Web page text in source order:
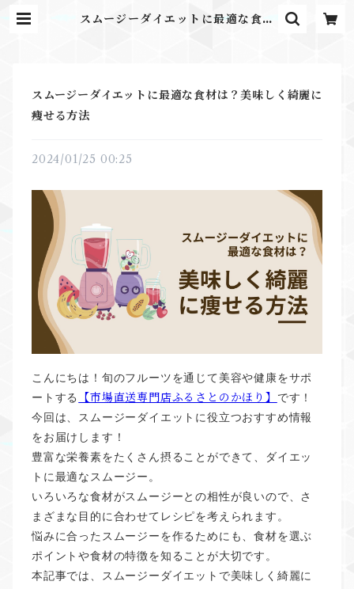
スムージーダイエットに最適な食材
スムージーダイエットに最適な食材は？美味しく綺麗に
痩せる方法
2024/01/25 00:25
こんにちは！旬のフルーツを通じて美容や健康をサポ
ートする
【市場直送専門店ふるさとのかほり】
です！
今回は、スムージーダイエットに役立つおすすめ情報
をお届けします！
豊富な栄養素をたくさん摂ることができて、ダイエッ
トに最適なスムージー。
いろいろな食材がスムージーとの相性が良いので、さ
まざまな目的に合わせてレシピを考えられます。
悩みに合ったスムージーを作るためにも、食材を選ぶ
ポイントや食材の特徴を知ることが大切です。
本記事では、スムージーダイエットで美味しく綺麗に